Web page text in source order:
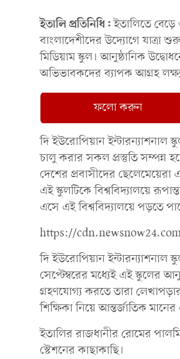
ইতালি প্রতিনিধি:ইতালিতে
বাংলাদেশীদের উদ্যোগে যাত্রা
মিডিয়াম স্কুল। আনুষ্ঠানিক
অভিভাবকদের ব্যাপক আগ্রহ লক্ষ্য
ফলো করুন
দি ইউরোপিয়ান ইন্টারন্যাশনাল
চালু করার সকল প্রস্তুতি সম্পন্ন
দেশের প্রবাসীদের ছেলেমেয়েরা
এই স্কুলটিকে বিশ্ববিদ্যালয়ে
এসে এই বিশ্ববিদ্যালয়ে পড়তে
https://
দি ইউরোপিয়ান
সেপ্টেম্বরের মধ্যেই এই স্কুলের
গ্রহণযোগ্য করতে তারা
শিক্ষিকা নিয়ে আন্তর্জাতিক
ইতালির রাজধানীর রোমের
স্টেশনের কাছাকাছি।